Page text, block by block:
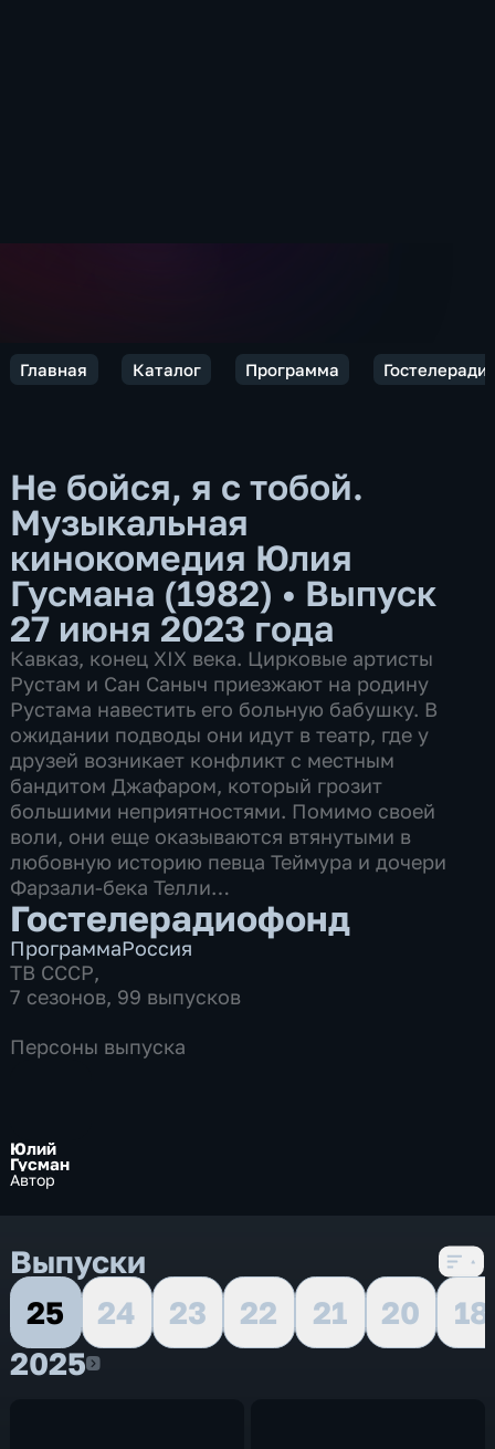
Главная Каталог Программа
Не бойся, я с тобой.
Музыкальная
кинокомедия Юлия
Гусмана (1982) • Выпуск
27 июня 2023 года
Кавказ, конец XIX века. Цирковые артисты
Рустам и Сан Саныч приезжают на родину
Рустама навестить его больную бабушку. В
ожидании подводы они идут в театр, где у
друзей возникает конфликт с местным
бандитом Джафаром, который грозит
большими неприятностями. Помимо своей
воли, они еще оказываются втянутыми в
любовную историю певца Теймура и дочери
Фарзали-бека Телли…
Гостелерадиофонд
ПрограммаРоссия
ТВ СССР,
7 сезонов, 99 выпусков
Персоны выпуска
Юлий
Гусман
Автор
Выпуски
25
24 23 22 21 20
18
20252025